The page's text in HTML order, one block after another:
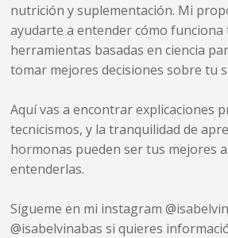
nutrición y suplementación. Mi
ayudarte a entender cómo
herramientas basadas en ciencia
tomar mejores decisiones sobre tu
Aquí vas a encontrar explicaciones
tecnicismos, y la tranquilidad de
hormonas pueden ser tus mejores
entenderlas.
Sígueme en mi instagram
@isabelvinabas si quieres